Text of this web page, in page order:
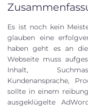
Es ist noch kein
glauben eine
haben geht es an
Webseite muss
Inhalt,
Kundenansprache,
sollte in einem
ausgeklügelte